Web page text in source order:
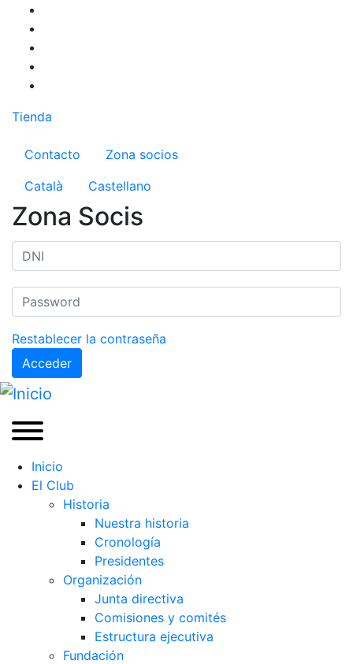
Pasar
contenido
principal
Tienda
Menú del compte d'usuari
Contacto
Zona socios
Català
Castellano
Zona Socis
Restablecer la contraseña
Acceder
Inicio
El Club
Historia
Nuestra historia
Cronología
Presidentes
Organización
Junta directiva
Comisiones y comités
Estructura ejecutiva
Fundación